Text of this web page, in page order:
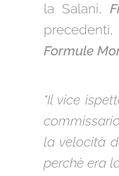
la Salani,
Formule
"Il vice
la velocità
perchè era